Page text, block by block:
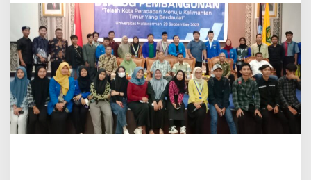
d
a
G
e
l
a
r
D
l